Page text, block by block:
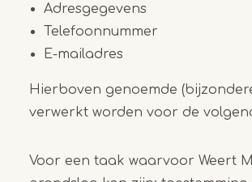
Adresgegevens
Telefoonnummer
E-mailadres
Hierboven genoemde
verwerkt worden voor de
Voor een taak waarvoor Weert